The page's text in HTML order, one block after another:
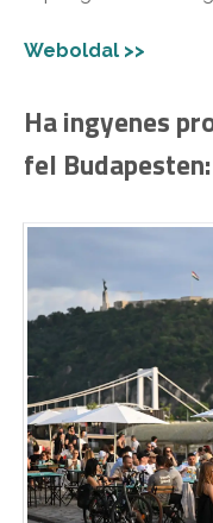
Weboldal >>
Ha ingyenes
fel Budapesten: